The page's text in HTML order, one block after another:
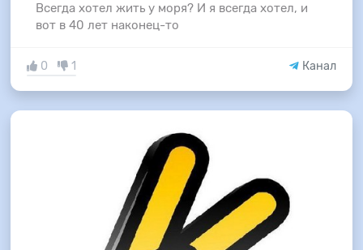
Всегда хотел жить у моря? И я всегда хотел, и
вот в 40 лет наконец-то
0 1 Канал